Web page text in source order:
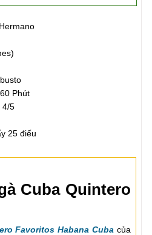
Phút
4/5
25 điếu
Cuba Quintero
Favoritos Habana Cuba của